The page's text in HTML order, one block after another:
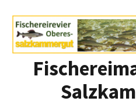
zum
Inhalt